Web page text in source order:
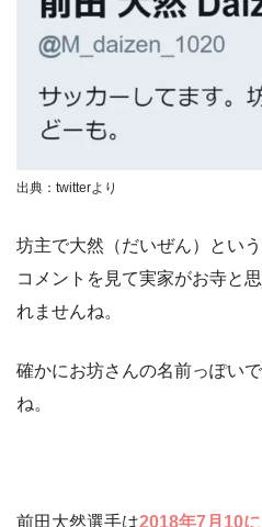
出典：twitterより
坊主で大然（だいぜん）とい
コメントを見て実家がお寺と
れませんね。
確かにお坊さんの名前っぽい
ね。
前田大然選手は2018年7月10